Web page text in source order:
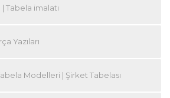
| Tabela imalatı
Yazıları
Modelleri | Şirket Tabelası